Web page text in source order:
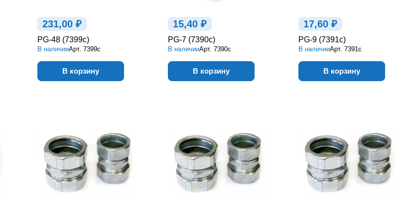
231,00 ₽
PG-48 (7399c)
В наличииАрт. 7399c
В корзину
15,40 ₽
PG-7 (7390c)
В наличииАрт. 7390c
В корзину
17,60 ₽
PG-9 (7391c)
В наличииАрт. 7391c
В корзину